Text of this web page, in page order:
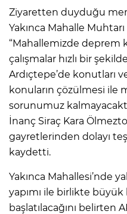
Ziyaretten duyduğu
Yakınca Mahalle
“Mahallemizde deprem
çalışmalar hızlı bir
Ardıçtepe’de konutları
konuların çözülmesi ile
sorunumuz
İnanç Siraç Kara
gayretlerinden dolayı
kaydetti.
Yakınca Mahallesi’nde
yapımı ile birlikte
başlatılacağını belirten